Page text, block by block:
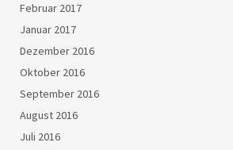
Februar 2017
Januar 2017
Dezember 2016
Oktober 2016
September 2016
August 2016
Juli 2016